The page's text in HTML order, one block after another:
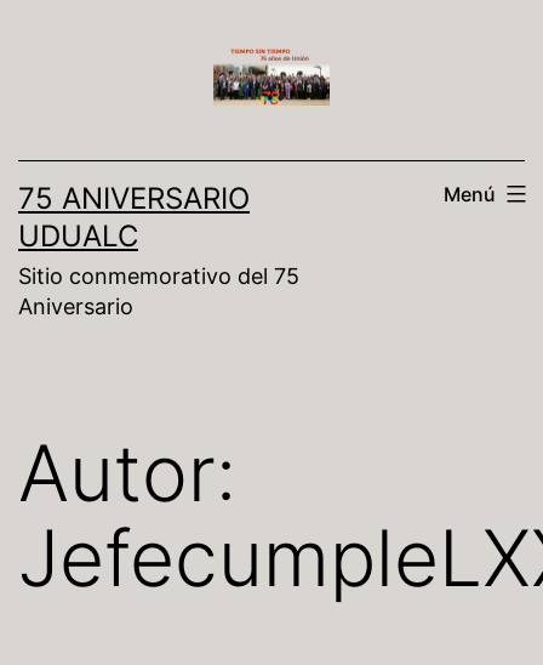
75 ANIVERSARIO
UDUALC
Sitio conmemorativo del 75
Aniversario
Menú
Autor: